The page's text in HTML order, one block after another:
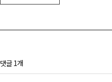
댓글 1개